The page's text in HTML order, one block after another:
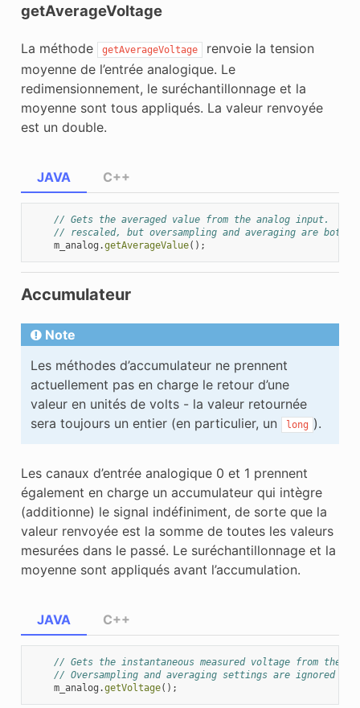
getAverageVoltage
La méthode getAverageVoltage
renvoie la tension
moyenne de l’entrée analogique. Le
redimensionnement, le suréchantillonnage et la
moyenne sont tous appliqués. La valeur renvoyée
est un double.
JAVA
// Gets the averaged value from the analog input.
// rescaled, but oversampling and averaging are both
m_analog .getAverageValue();
C++
Accumulateur
Note
Les méthodes d’accumulateur ne prennent
actuellement pas en charge le retour d’une
valeur en unités de volts - la valeur retournée
sera toujours un entier (en particulier, un
long ).
Les canaux d’entrée analogique 0 et 1 prennent
également en charge un accumulateur qui intègre
(additionne) le signal indéfiniment, de sorte que la
valeur renvoyée est la somme de toutes les valeurs
mesurées dans le passé. Le suréchantillonnage et la
moyenne sont appliqués avant l’accumulation.
JAVA
// Gets the instantaneous measured voltage from the
// Oversampling and averaging settings are ignored
m_analog .getVoltage();
C++